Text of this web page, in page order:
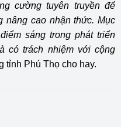
cường tuyên truyền để
nâng cao nhận thức. Mục
sáng trong phát triển
có trách nhiệm với cộng
tỉnh Phú Thọ cho hay.